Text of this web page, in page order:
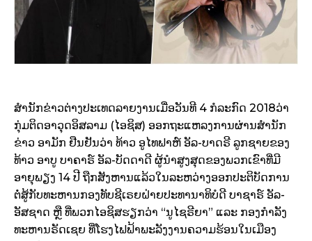
ສຳນັກຂ່າວຕ່າງປະເທດລາຍງານເມື່ອວັນທີ 4 ກໍລະກົດ 2018ວ່າ
ກຸ່ມຕິດອາວຸດອິສລາມ (ໄອຊິສ) ອອກຖະແຫລງການຜ່ານສຳນັກ
ຂ່າວ ອາມັກ ຢືນຢັນວ່າ ທ້າວ ອູໄທຟາຫ໌ ອັລ-ບາດຣີ ລູກຊາຍຂອງ
ທ້າວ ອາບູ ບາຄາຣ໌ ອັລ-ບັດດາດີ ຜູ້ນຳສູງສຸດຂອງພວກເຂົາທີ່ມີ
ອາຍຸພຽງ 14 ປີ ຖືກສັງຫານແລ້ວໃນລະຫວ່າງອອກປະຕິບັດການ
ຕໍ່ສູ້ກັບທະຫານກອງທັບຊີເຣຍຝ່າຍປະທານາທິບໍດີ ບາຊາຣ໌ ອັລ-
ອັສຊາດ ຫຼື ທີ່ພວກໄອຊິສຮຽກວ່າ “ນູໄຊຣີຍາ” ແລະ ກອງກຳລັງ
ທະຫານຣັດເຊຍ ທີ່ໂຮງໄຟຟ້າພະລັງງານຄວາມຮ້ອນໃນເມືອງ